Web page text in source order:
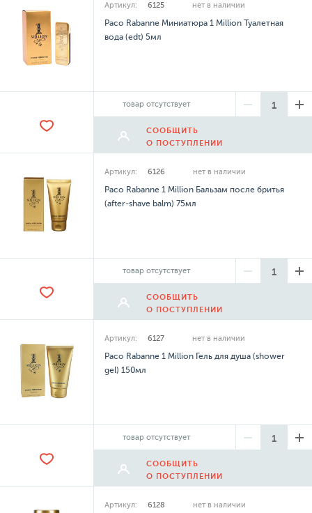
Артикул: 6125 нет в наличии
Paco Rabanne Миниатюра 1 Million Туалетная
вода (edt) 5мл
товар отсутствует
СООБЩИТЬ
О ПОСТУПЛЕНИИ
Артикул: 6126 нет в наличии
Paco Rabanne 1 Million Бальзам после бритья
(after-shave balm) 75мл
товар отсутствует
СООБЩИТЬ
О ПОСТУПЛЕНИИ
Артикул: 6127 нет в наличии
Paco Rabanne 1 Million Гель для душа (shower
gel) 150мл
товар отсутствует
СООБЩИТЬ
О ПОСТУПЛЕНИИ
Артикул: 6128 нет в наличии